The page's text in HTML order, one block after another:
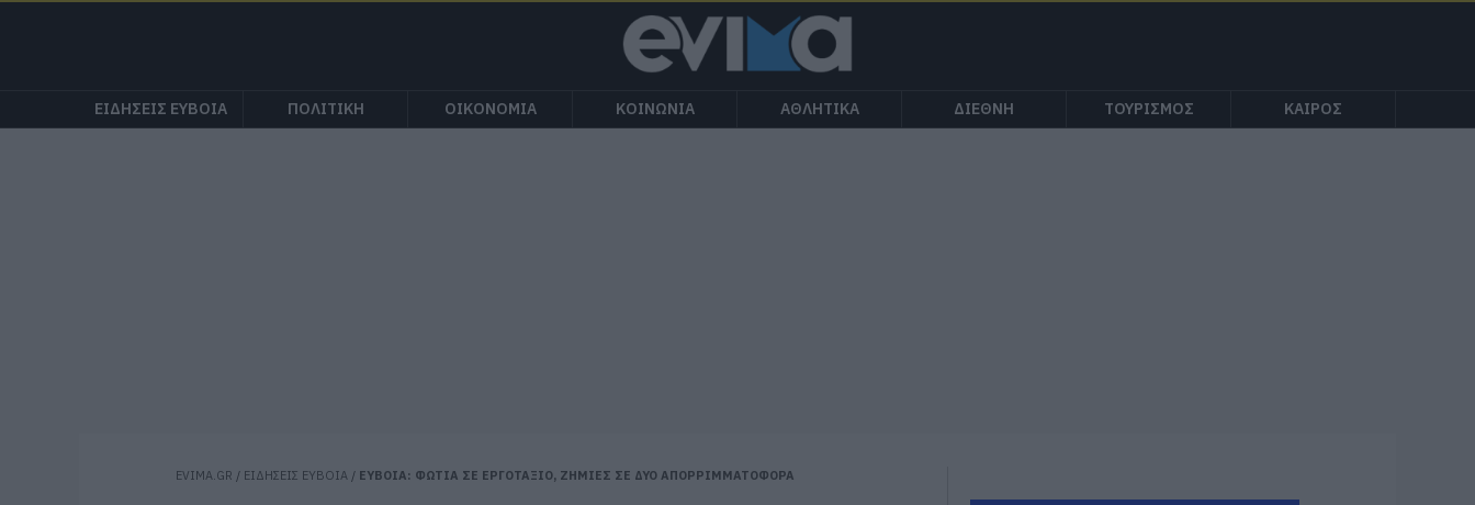
ΕΙΔΗΣΕΙΣ ΕΥΒΟΙΑ ΠΟΛΙΤΙΚΗ ΟΙΚΟΝΟΜΙΑ ΚΟΙΝΩΝΙΑ ΑΘΛΗΤΙΚΑ ΔΙΕΘΝΗ ΤΟΥΡΙΣΜΟΣ ΚΑΙΡΟΣ
EVIMA.GR / ΕΙΔΗΣΕΙΣ ΕΥΒΟΙΑ / ΕΥΒΟΙΑ: ΦΩΤΙΑ ΣΕ ΕΡΓΟΤΑΞΙΟ, ΖΗΜΙΕΣ ΣΕ ΔΥΟ ΑΠΟΡΡΙΜΜΑΤΟΦΟΡΑ